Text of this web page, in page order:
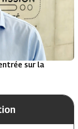
sur la